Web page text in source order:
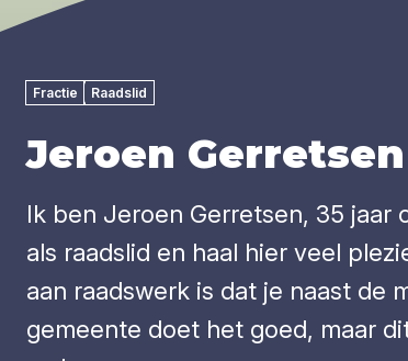
Fractie Raadslid
Jeroen Gerretsen
Ik ben Jeroen Gerretsen, 35
als raadslid en haal hier veel
aan raadswerk is dat je naast de
gemeente doet het goed, maar